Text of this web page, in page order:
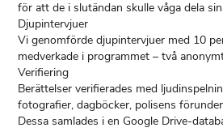
för att de i slutändan skulle våga dela
Djupintervjuer
Vi genomförde djupintervjuer med 10
medverkade i programmet – två
Verifiering
Berättelser verifierades med
fotografier, dagböcker, polisens
Dessa samlades i en Google Drive-